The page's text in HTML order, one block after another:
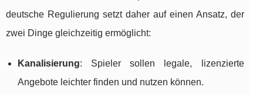
deutsche Regulierung setzt daher auf einen Ansatz, der
zwei Dinge gleichzeitig ermöglicht:
Kanalisierung: Spieler sollen legale, lizenzierte
Angebote leichter finden und nutzen können.